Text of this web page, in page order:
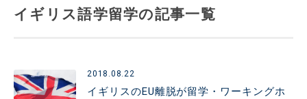
イギリス語学留学の記事一覧
2018.08.22
イギリスのEU離脱が留学・ワーキングホ